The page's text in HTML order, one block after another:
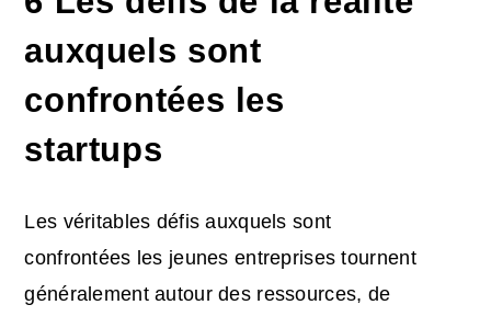
auxquels sont
confrontées les
startups
Les véritables défis auxquels sont
confrontées les jeunes entreprises tournent
généralement autour des ressources, de